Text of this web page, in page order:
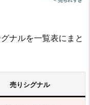
ナルを一覧表にまと
売りシグナル